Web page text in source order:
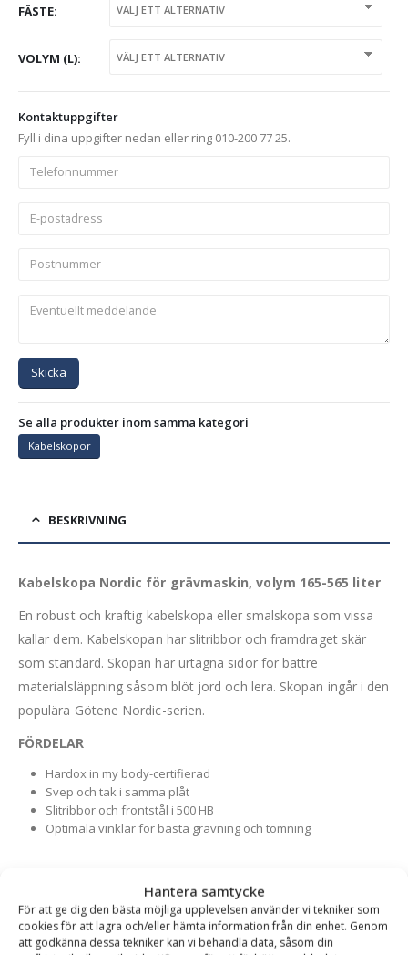
Hantera samtycke
För att ge dig den bästa möjliga upplevelsen använder vi tekniker som
cookies för att lagra och/eller hämta information från din enhet. Genom
att godkänna dessa tekniker kan vi behandla data, såsom din
FÄSTE
VOLYM (L)
Kontaktuppgifter
Fyll i dina uppgifter nedan eller ring 010-200 77 25.
Skicka
Se alla produkter inom samma kategori
Kabelskopor
BESKRIVNING
Kabelskopa Nordic för grävmaskin, volym 165-565 liter
En robust och kraftig kabelskopa eller smalskopa som vissa
kallar dem. Kabelskopan har slitribbor och framdraget skär
som standard. Skopan har urtagna sidor för bättre
materialsläppning såsom blöt jord och lera. Skopan ingår i den
populära Götene Nordic-serien.
FÖRDELAR
Hardox in my body-certifierad
Svep och tak i samma plåt
Slitribbor och frontstål i 500 HB
Optimala vinklar för bästa grävning och tömning
Artikelnummer Fäste Volym (l) Bredd (mm) Djup (mm)